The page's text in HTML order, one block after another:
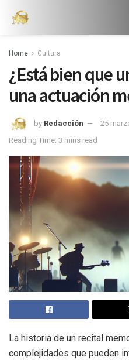
Home Cultura
¿Está bien que
una actuación
by Redacción
25
Reading Time: 3 mins read
La historia de un recital
complejidades que pueden